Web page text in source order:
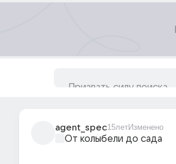
agent_spec15летИзменено
От колыбели до сада